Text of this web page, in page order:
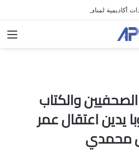
والكتاب
يدين اعتقال عمر
محمدي